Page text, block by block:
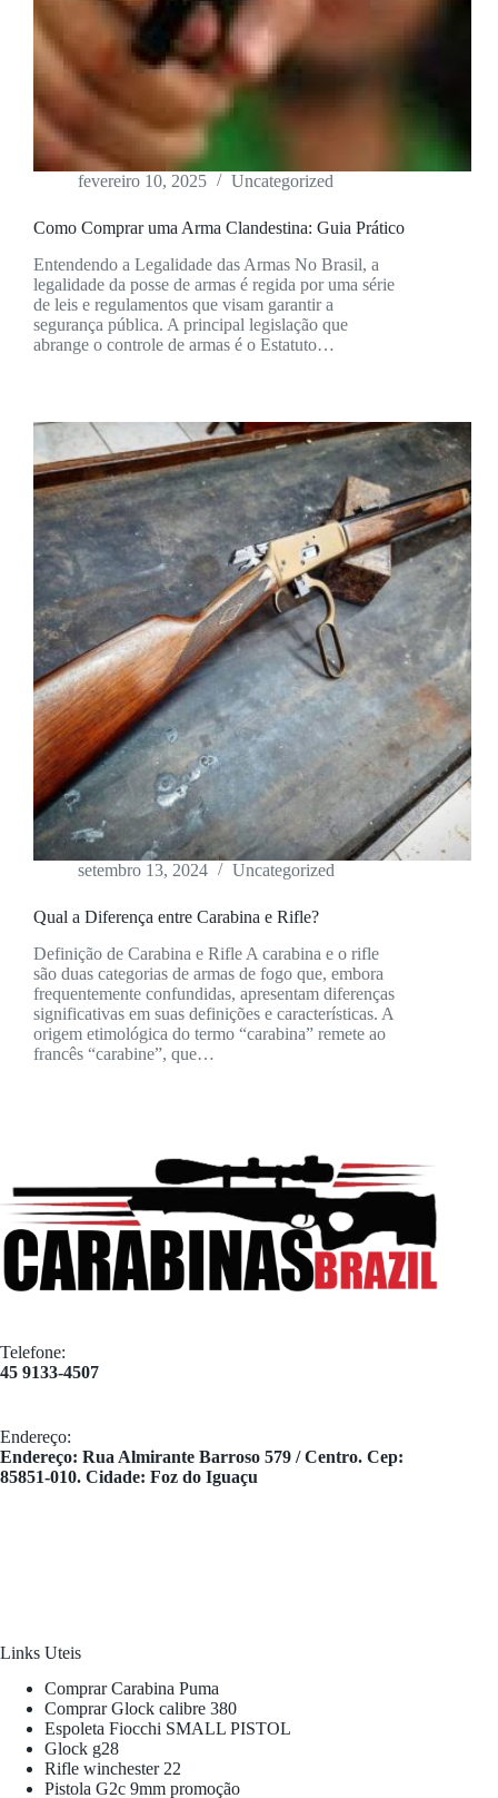
fevereiro 10, 2025 Uncategorized
Como Comprar uma Arma Clandestina: Guia Prático
Entendendo a Legalidade das Armas No Brasil, a
legalidade da posse de armas é regida por uma série
de leis e regulamentos que visam garantir a
segurança pública. A principal legislação que
abrange o controle de armas é o Estatuto…
setembro 13, 2024 Uncategorized
Qual a Diferença entre Carabina e Rifle?
Definição de Carabina e Rifle A carabina e o rifle
são duas categorias de armas de fogo que, embora
frequentemente confundidas, apresentam diferenças
significativas em suas definições e características. A
origem etimológica do termo “carabina” remete ao
francês “carabine”, que…
Telefone:
45 9133-4507
Endereço:
​Endereço: Rua Almirante Barroso 579 / Centro. Cep:
85851-010. Cidade: Foz do Iguaçu
Links Uteis
Comprar Carabina Puma
Comprar Glock calibre 380
Espoleta Fiocchi SMALL PISTOL
Glock g28
Rifle winchester 22
Pistola G2c 9mm promoção